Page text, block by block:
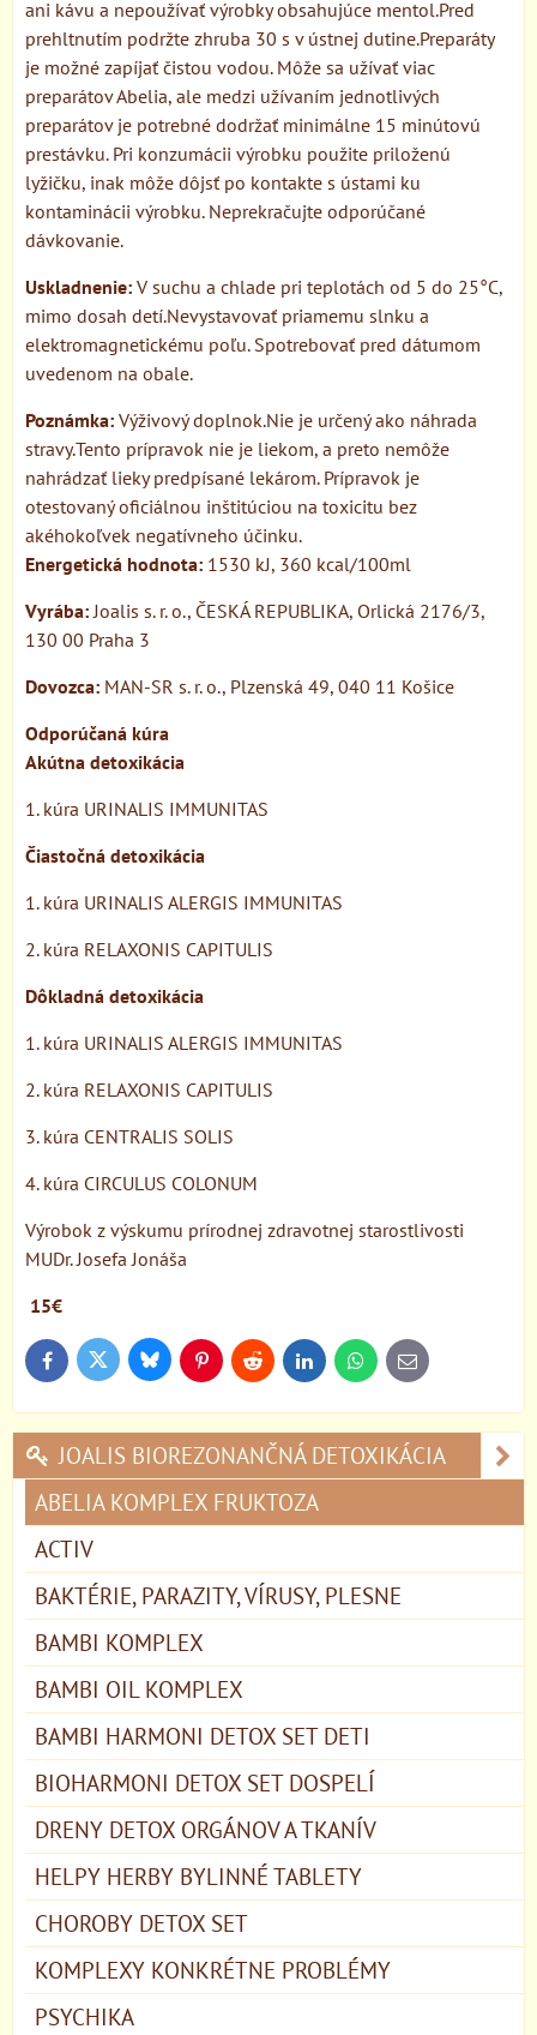
ani kávu a nepoužívať výrobky obsahujúce mentol.Pred
prehltnutím podržte zhruba 30 s v ústnej dutine.Preparáty
je možné zapíjať čistou vodou. Môže sa užívať viac
preparátov Abelia, ale medzi užívaním jednotlivých
preparátov je potrebné dodržať minimálne 15 minútovú
prestávku. Pri konzumácii výrobku použite priloženú
lyžičku, inak môže dôjsť po kontakte s ústami ku
kontaminácii výrobku. Neprekračujte odporúčané
dávkovanie.
Uskladnenie: V suchu a chlade pri teplotách od 5 do 25°C,
mimo dosah detí.Nevystavovať priamemu slnku a
elektromagnetickému poľu. Spotrebovať pred dátumom
uvedenom na obale.
Poznámka: Výživový doplnok.Nie je určený ako náhrada
stravy.Tento prípravok nie je liekom, a preto nemôže
nahrádzať lieky predpísané lekárom. Prípravok je
otestovaný oficiálnou inštitúciou na toxicitu bez
akéhokoľvek negatívneho účinku.
Energetická hodnota: 1530 kJ, 360 kcal/100ml
Vyrába: Joalis s. r. o., ČESKÁ REPUBLIKA, Orlická 2176/3,
130 00 Praha 3
Dovozca: MAN-SR s. r. o., Plzenská 49, 040 11 Košice
Odporúčaná kúra
Akútna detoxikácia
1. kúra URINALIS IMMUNITAS
Čiastočná detoxikácia
1. kúra URINALIS ALERGIS IMMUNITAS
2. kúra RELAXONIS CAPITULIS
Dôkladná detoxikácia
1. kúra URINALIS ALERGIS IMMUNITAS
2. kúra RELAXONIS CAPITULIS
3. kúra CENTRALIS SOLIS
4. kúra CIRCULUS COLONUM
Výrobok z výskumu prírodnej zdravotnej starostlivosti
MUDr. Josefa Jonáša
15€
FacebookTwitter BlueskyPinterestReddit LinkedInWhatsApp
E-
mail
JOALIS BIOREZONANČNÁ DETOXIKÁCIA
ABELIA KOMPLEX FRUKTOZA
ACTIV
BAKTÉRIE, PARAZITY, VÍRUSY, PLESNE
BAMBI KOMPLEX
BAMBI OIL KOMPLEX
BAMBI HARMONI DETOX SET DETI
BIOHARMONI DETOX SET DOSPELÍ
DRENY DETOX ORGÁNOV A TKANÍV
HELPY HERBY BYLINNÉ TABLETY
CHOROBY DETOX SET
KOMPLEXY KONKRÉTNE PROBLÉMY
PSYCHIKA